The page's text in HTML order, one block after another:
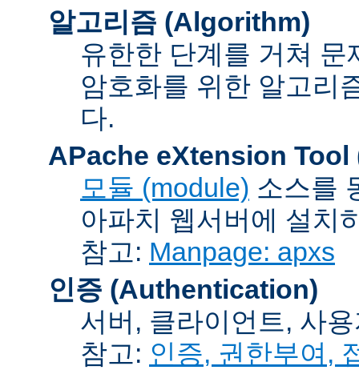
알고리즘 (Algorithm)
유한한 단계를 거쳐
암호화를 위한 알고리
다.
APache eXtension Tool
모듈 (module) 소스를
아파치 웹서버에 설치
참고: Manpage: apxs
인증 (Authentication)
서버, 클라이언트, 사
참고: 인증, 권한부여,